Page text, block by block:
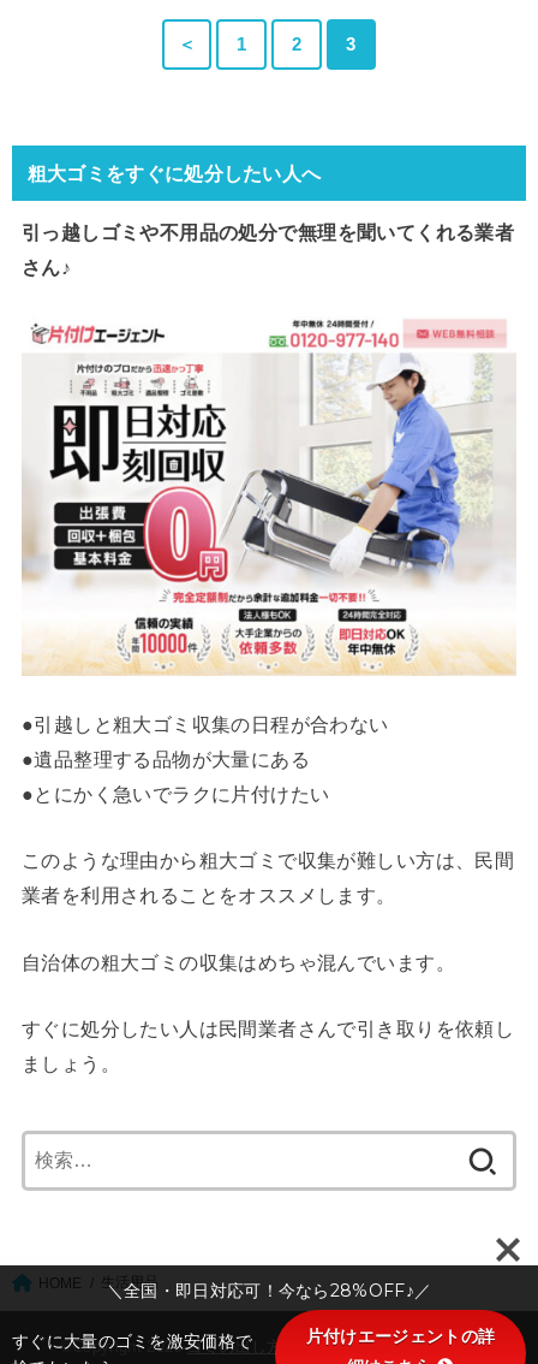
＜ 1 2 3
粗大ゴミをすぐに処分したい人へ
引っ越しゴミや不用品の処分で無理を聞いてくれる業者
さん♪
●引越しと粗大ゴミ収集の日程が合わない
●遺品整理する品物が大量にある
●とにかく急いでラクに片付けたい
このような理由から粗大ゴミで収集が難しい方は、民間
業者を利用されることをオススメします。
自治体の粗大ゴミの収集はめちゃ混んでいます。
すぐに処分したい人は民間業者さんで引き取りを依頼し
ましょう。
索:
HOME 生活用品
©Copyright 2026ゴミの出し方ABC：大阪市版.All Rights
＼全国・即日対応可！今なら28%OFF♪／
すぐに大量のゴミを激安価格で
片付けエージェントの詳